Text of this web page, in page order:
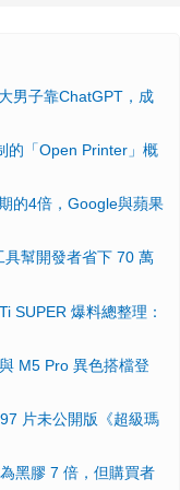
男子靠ChatGPT，成
的「Open Printer」概
的4倍，Google與蘋果
幫開發者省下 70 萬
SUPER 爆料總整理：
M5 Pro 異色搭檔登
片未公開版《超級瑪
黑膠 7 倍，但購買者